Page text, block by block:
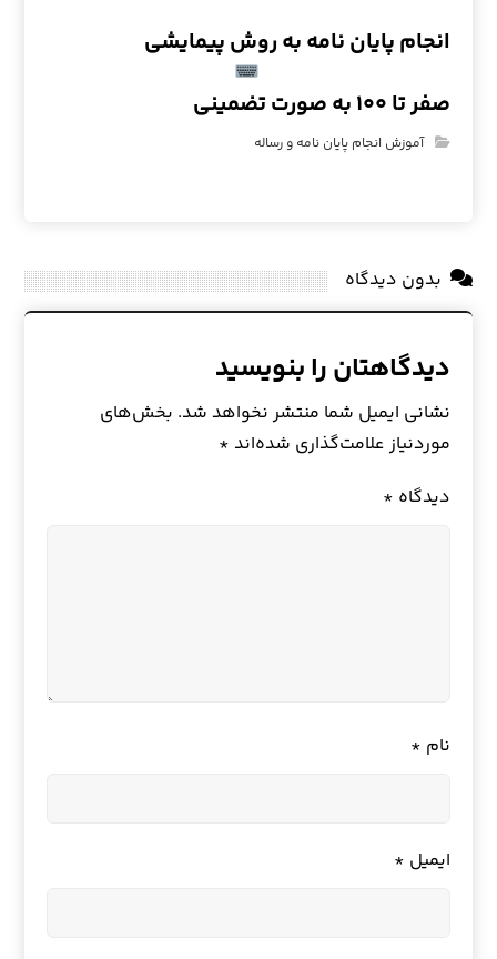
انجام پایان نامه به روش پیمایشی
صفر تا ۱۰۰ به صورت تضمینی
آموزش انجام پایان نامه و رساله
بدون دیدگاه
دیدگاهتان را بنویسید
نشانی ایمیل شما منتشر نخواهد شد. بخش‌های
موردنیاز علامت‌گذاری شده‌اند *
دیدگاه *
نام *
ایمیل *